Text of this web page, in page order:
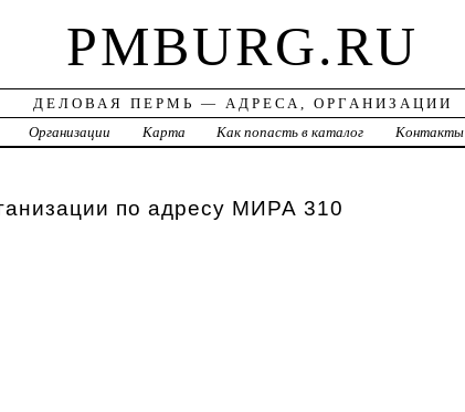
PMBURG.RU
ДЕЛОВАЯ ПЕРМЬ — АДРЕСА, ОРГАНИЗАЦИИ
Организации Карта Как попасть в каталог Контакты
по адресу МИРА 310